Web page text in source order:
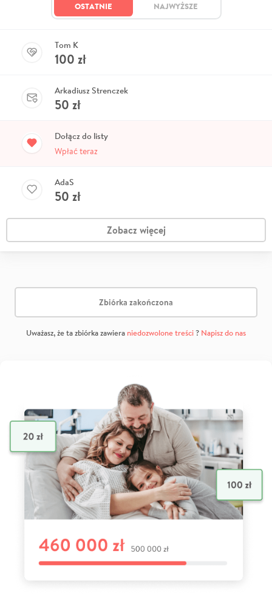
OSTATNIE NAJWYŻSZE
Tom K
100 zł
Arkadiusz Strenczek
50 zł
Dołącz do listy
Wpłać teraz
AdaS
50 zł
Zobacz więcej
Zbiórka zakończona
Uważasz, że ta zbiórka zawiera niedozwolone treści? Napisz do nas